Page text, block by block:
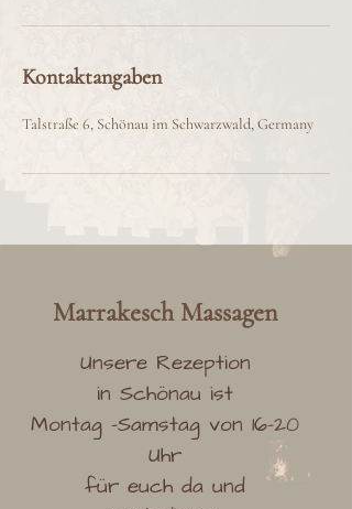
Kontaktangaben
Talstraße 6, Schönau im Schwarzwald, Germany
Marrakesch Massagen
Unsere Rezeption
in Schönau ist
Montag -Samstag von 16-20
Uhr
für euch da und